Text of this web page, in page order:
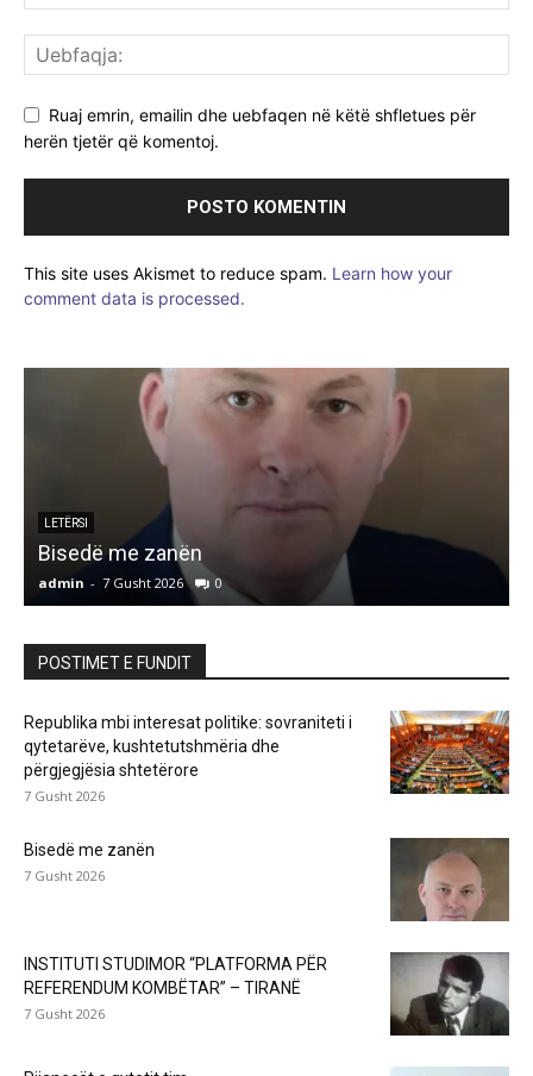
Ruaj emrin, emailin dhe uebfaqen në këtë shfletues për
herën tjetër që komentoj.
This site uses Akismet to reduce spam. Learn how your
comment data is processed.
LETËRSI
Bisedë me zanën
admin - 7 Gusht 2026 0
POSTIMET E FUNDIT
Republika mbi interesat politike: sovraniteti i
qytetarëve, kushtetutshmëria dhe
përgjegjësia shtetërore
7 Gusht 2026
Bisedë me zanën
7 Gusht 2026
INSTITUTI STUDIMOR “PLATFORMA PËR
REFERENDUM KOMBËTAR” – TIRANË
7 Gusht 2026